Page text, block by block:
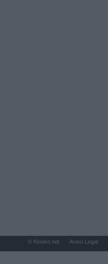
© Kiosko.net Aviso Legal